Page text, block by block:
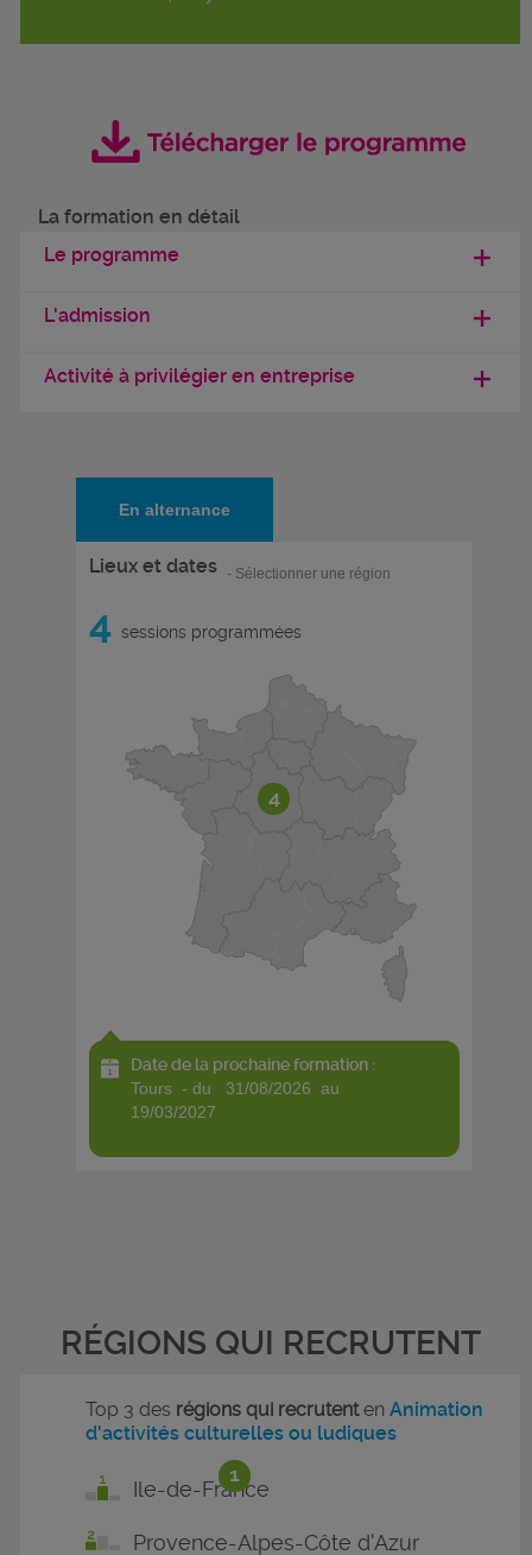
La formation en détail
Le programme
L'admission
Activité à privilégier en entreprise
En alternance
Lieux et dates - Sélectionner une région
4 sessions programmées
4
Date de la prochaine formation :
tours - du 31/08/2026 au
19/03/2027
RÉGIONS QUI RECRUTENT
1
Top 3 des régions qui recrutentenAnimation
d'activités culturelles ou ludiques
Ile-de-France
Provence-Alpes-Côte d'Azur